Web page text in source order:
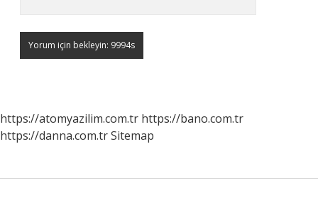
https://atomyazilim.com.tr https://bano.com.tr
https://danna.com.trSitemap